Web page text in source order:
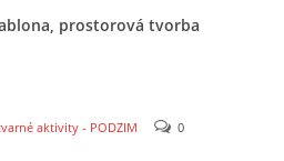
prostorová tvorba
aktivity - PODZIM 0